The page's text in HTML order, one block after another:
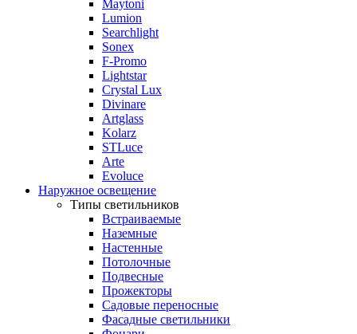
Maytoni
Lumion
Searchlight
Sonex
F-Promo
Lightstar
Crystal Lux
Divinare
Artglass
Kolarz
STLuce
Arte
Evoluce
Наружное освещение
Типы светильников
Встраиваемые
Наземные
Настенные
Потолочные
Подвесные
Прожекторы
Садовые переносные
Фасадные светильники